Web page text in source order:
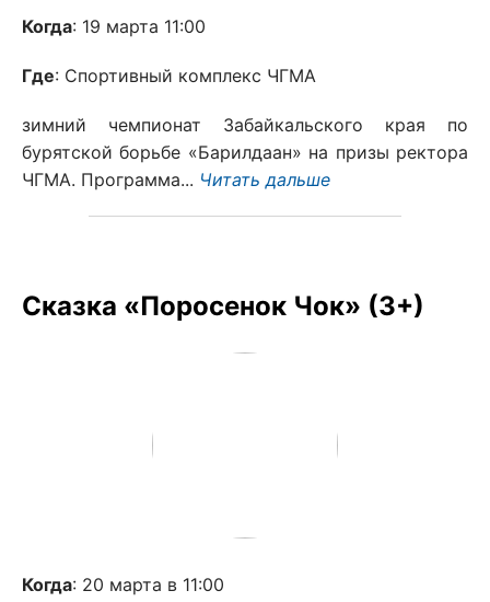
Когда: 19 марта 11:00
Где: Спортивный комплекс ЧГМА
зимний чемпионат Забайкальского края по
бурятской борьбе «Барилдаан» на призы ректора
ЧГМА. Программа... Читать дальше
Сказка «Поросенок Чок» (3+)
Когда: 20 марта в 11:00